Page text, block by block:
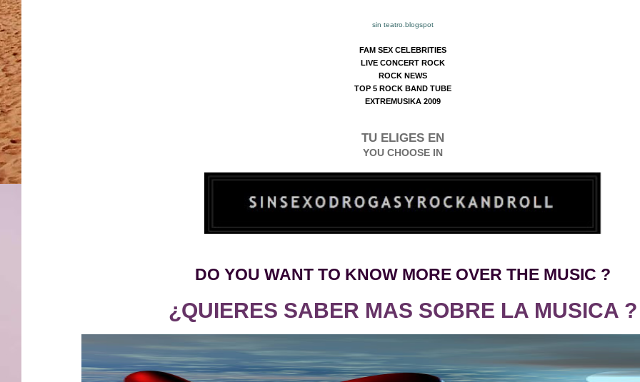
sin teatro.blogspot
FAM SEX CELEBRITIES
LIVE CONCERT ROCK
ROCK NEWS
TOP 5 ROCK BAND TUBE
EXTREMUSIKA 2009
TU ELIGES EN
YOU CHOOSE IN
DO YOU WANT TO KNOWMORE OVER THE MUSIC ?
¿QUIERES SABER MAS SOBRE LA MUSICA ?